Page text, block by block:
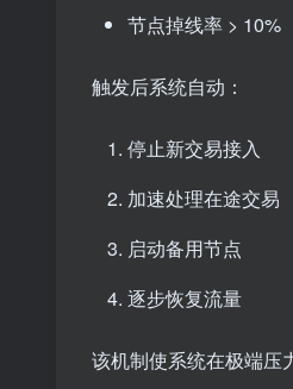
节点掉线率 > 10%
触发后系统自动：
停止新交易接入
加速处理在途交易
启动备用节点
逐步恢复流量
该机制使系统在极端压